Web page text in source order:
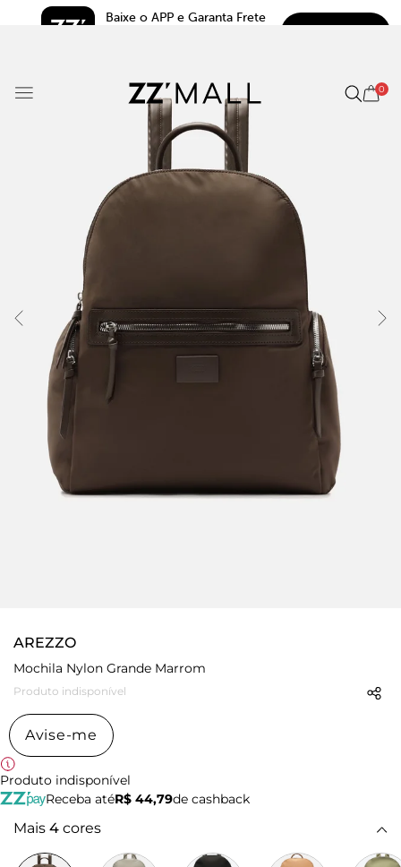
Baixe o APP e Garanta Frete
0
AREZZO
Mochila Nylon Grande Marrom
Produto indisponível
Avise-me
Produto indisponível
Receba atéR$ 44,79de cashback
Mais 4 cores